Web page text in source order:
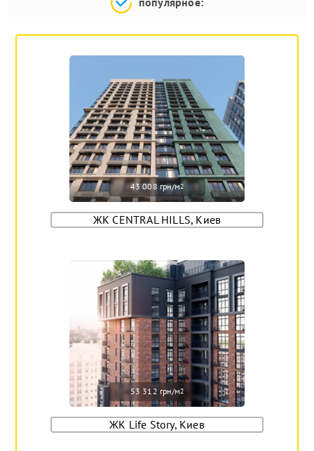
43 008 грн/м2
ЖК CENTRAL HILLS, Киев
53 312 грн/м2
ЖК Life Story, Киев